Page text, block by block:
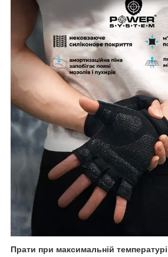
Прати при максимальній температурі